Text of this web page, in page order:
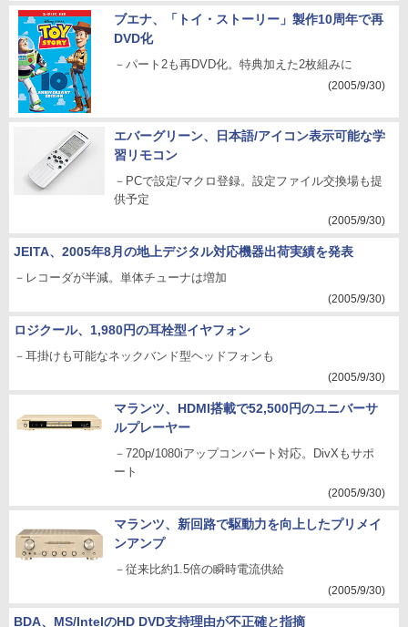
ブエナ、「トイ・ストーリー」製作10周年で再
DVD化
－パート2も再DVD化。特典加えた2枚組みに
(2005/9/30)
エバーグリーン、日本語/アイコン表示可能な学
習リモコン
－PCで設定/マクロ登録。設定ファイル交換場も提
供予定
(2005/9/30)
JEITA、2005年8月の地上デジタル対応機器出荷実績を発表
－レコーダが半減。単体チューナは増加
(2005/9/30)
ロジクール、1,980円の耳栓型イヤフォン
－耳掛けも可能なネックバンド型ヘッドフォンも
(2005/9/30)
マランツ、HDMI搭載で52,500円のユニバーサ
ルプレーヤー
－720p/1080iアップコンバート対応。DivXもサポ
ート
(2005/9/30)
マランツ、新回路で駆動力を向上したプリメイ
ンアンプ
－従来比約1.5倍の瞬時電流供給
(2005/9/30)
BDA、MS/IntelのHD DVD支持理由が不正確と指摘